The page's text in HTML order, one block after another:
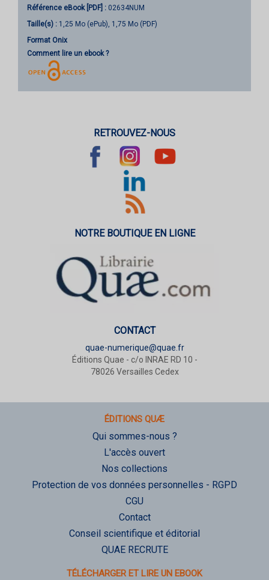
Référence eBook [PDF] : 02634NUM
Taille(s) : 1,25 Mo (ePub), 1,75 Mo (PDF)
Format Onix
Comment lire un ebook ?
RETROUVEZ-NOUS
NOTRE BOUTIQUE EN LIGNE
CONTACT
quae-numerique@quae.fr
Éditions Quae - c/o INRAE RD 10 -
78026 Versailles Cedex
ÉDITIONS QUÆ
Qui sommes-nous ?
L'accès ouvert
Nos collections
Protection de vos données personnelles - RGPD
CGU
Contact
Conseil scientifique et éditorial
QUAE RECRUTE
TÉLÉCHARGER ET LIRE UN EBOOK